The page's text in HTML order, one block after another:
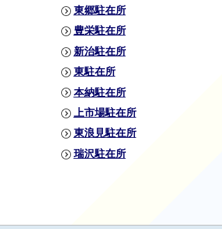
東郷駐在所
豊栄駐在所
新治駐在所
東駐在所
本納駐在所
上市場駐在所
東浪見駐在所
瑞沢駐在所